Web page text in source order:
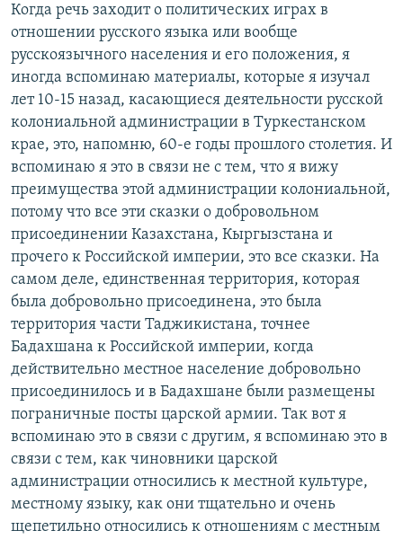
Когда речь заходит о политических играх в
отношении русского языка или вообще
русскоязычного населения и его положения, я
иногда вспоминаю материалы, которые я изучал
лет 10-15 назад, касающиеся деятельности русской
колониальной администрации в Туркестанском
крае, это, напомню, 60-е годы прошлого столетия. И
вспоминаю я это в связи не с тем, что я вижу
преимущества этой администрации колониальной,
потому что все эти сказки о добровольном
присоединении Казахстана, Кыргызстана и
прочего к Российской империи, это все сказки. На
самом деле, единственная территория, которая
была добровольно присоединена, это была
территория части Таджикистана, точнее
Бадахшана к Российской империи, когда
действительно местное население добровольно
присоединилось и в Бадахшане были размещены
пограничные посты царской армии. Так вот я
вспоминаю это в связи с другим, я вспоминаю это в
связи с тем, как чиновники царской
администрации относились к местной культуре,
местному языку, как они тщательно и очень
щепетильно относились к отношениям с местным